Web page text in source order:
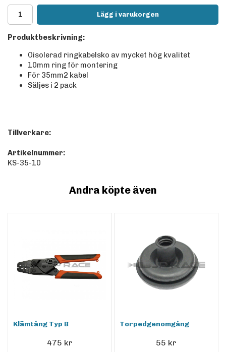
Lägg i varukorgen
Produktbeskrivning:
Oisolerad ringkabelsko av mycket hög kvalitet
10mm ring för montering
För 35mm2 kabel
Säljes i 2 pack
Tillverkare:
Artikelnummer:
KS-35-10
Andra köpte även
Klämtång Typ B
475 kr
Torpedgenomgång
55 kr